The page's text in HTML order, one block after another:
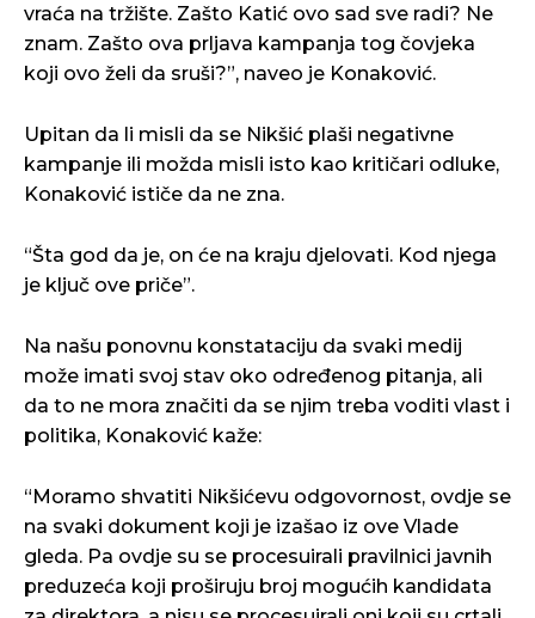
vraća na tržište. Zašto Katić ovo sad sve radi? Ne
znam. Zašto ova prljava kampanja tog čovjeka
koji ovo želi da sruši?”, naveo je Konaković.
Upitan da li misli da se Nikšić plaši negativne
kampanje ili možda misli isto kao kritičari odluke,
Konaković ističe da ne zna.
“Šta god da je, on će na kraju djelovati. Kod njega
je ključ ove priče”.
Na našu ponovnu konstataciju da svaki medij
može imati svoj stav oko određenog pitanja, ali
da to ne mora značiti da se njim treba voditi vlast i
politika, Konaković kaže:
“Moramo shvatiti Nikšićevu odgovornost, ovdje se
na svaki dokument koji je izašao iz ove Vlade
gleda. Pa ovdje su se procesuirali pravilnici javnih
preduzeća koji proširuju broj mogućih kandidata